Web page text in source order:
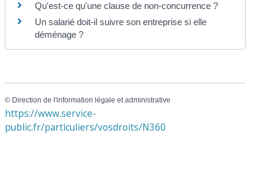
Qu'est-ce qu'une clause de non-concurrence ?
Un salarié doit-il suivre son entreprise si elle
déménage ?
© Direction de l'information légale et administrative
https://www.service-
public.fr/particuliers/vosdroits/N360